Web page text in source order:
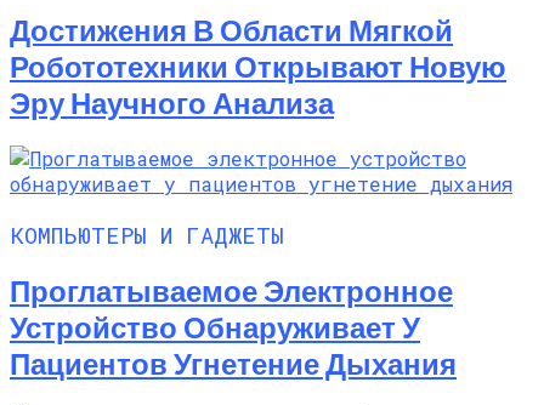
Достижения В Области Мягкой
Робототехники Открывают Новую
Эру Научного Анализа
КОМПЬЮТЕРЫ И ГАДЖЕТЫ
Проглатываемое Электронное
Устройство Обнаруживает У
Пациентов Угнетение Дыхания